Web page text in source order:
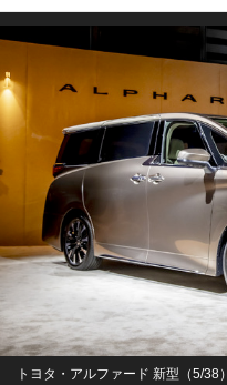
トヨタ・アルファード 新型（5/38）